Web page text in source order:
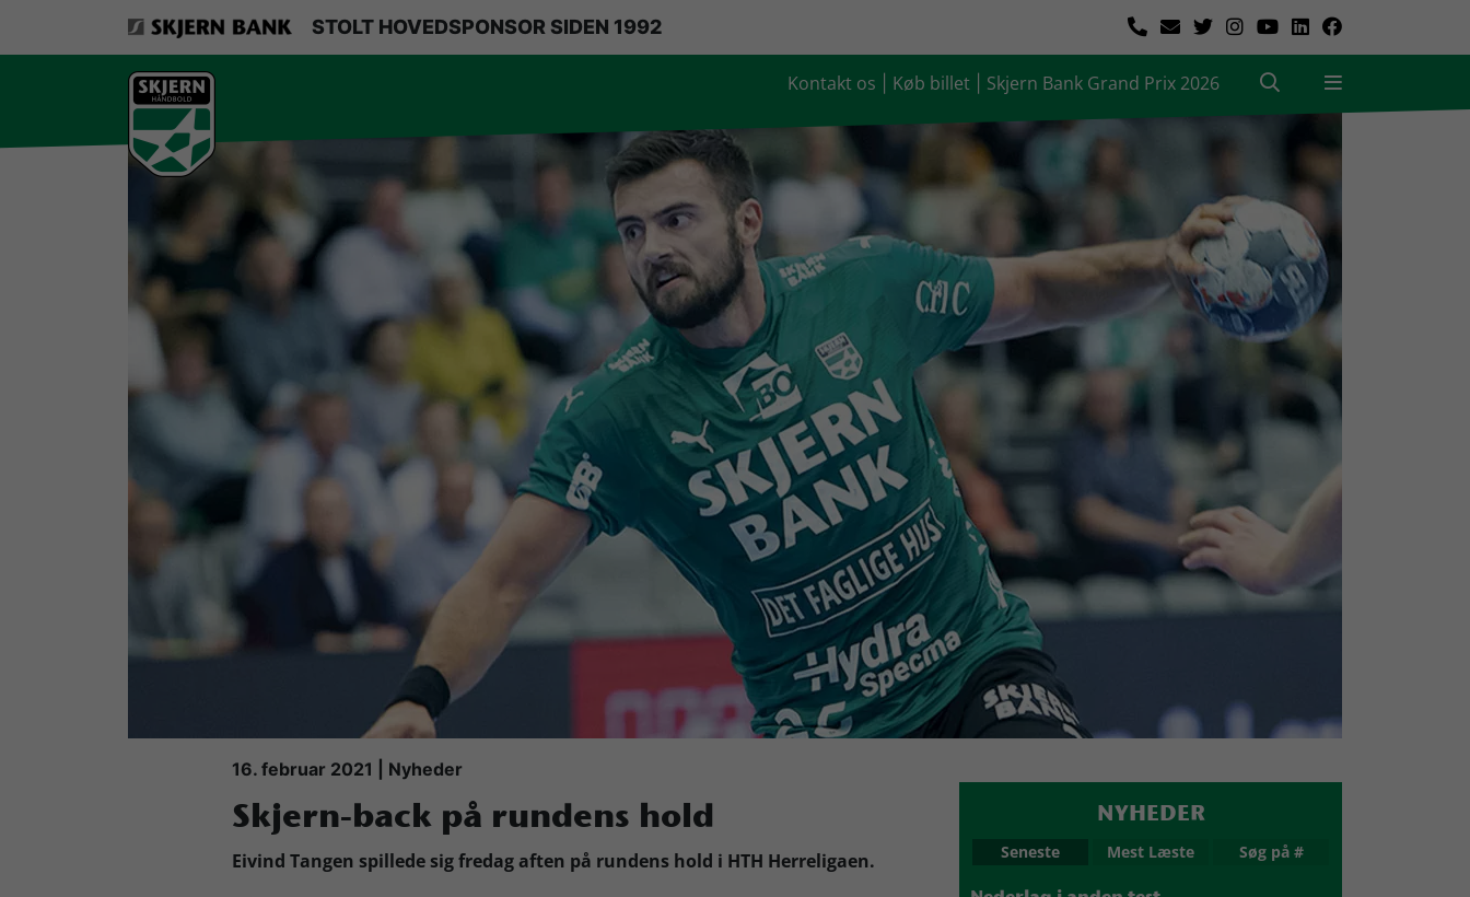
STOLT HOVEDSPONSOR SIDEN 1992
Kontakt os Køb billet Skjern Bank Grand Prix 2026
VerdensMindsteStorklub
Billetsalg / sæsonkort
Presse
Samarbejdsklubber
Skjern Bank Grand Prix
Nyhedsbrev
Køb Billet
16. februar 2021 | Nyheder
Skjern-back på rundens hold
Eivind Tangen spillede sig fredag aften på rundens hold i HTH Herreligaen.
NYHEDER
Seneste Mest Læste Søg på #